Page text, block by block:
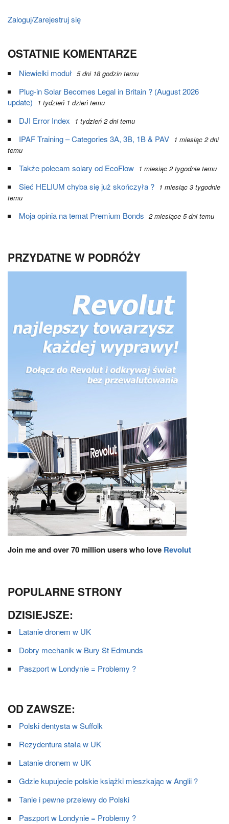
Zaloguj/Zarejestruj się
OSTATNIE KOMENTARZE
Niewielki moduł 5 dni 18 godzin temu
Plug-in Solar Becomes Legal in Britain ? (August 2026
update)
1 tydzień 1 dzień temu
DJI Error Index 1 tydzień 2 dni temu
IPAF Training – Categories 3A, 3B, 1B & PAV 1 miesiąc 2 dni
temu
Także polecam solary od EcoFlow 1 miesiąc 2 tygodnie temu
Sieć HELIUM chyba się już skończyła ? 1 miesiąc 3 tygodnie
temu
Moja opinia na temat Premium Bonds 2 miesiące 5 dni temu
PRZYDATNE W PODRÓŻY
Join me and over 70 million users who love Revolut
POPULARNE STRONY
DZISIEJSZE:
Latanie dronem w UK
Dobry mechanik w Bury St Edmunds
Paszport w Londynie = Problemy ?
OD ZAWSZE:
Polski dentysta w Suffolk
Rezydentura stała w UK
Latanie dronem w UK
Gdzie kupujecie polskie książki mieszkając w Anglii ?
Tanie i pewne przelewy do Polski
Paszport w Londynie = Problemy ?